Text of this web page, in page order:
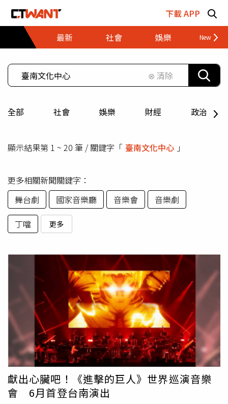
下載 APP
最新
社會 娛樂 財經
⊗ 清除
全部 社會 娛樂 財經 政治
顯示結果第 1 ~ 20 筆 / 關鍵字「 臺南文化中心 」
更多相關新聞關鍵字：
舞台劇
國家音樂廳 音樂會
音樂劇
丁噹
更多
獻出心臟吧！《進擊的巨人》世界巡演音樂
會 6月首登台南演出